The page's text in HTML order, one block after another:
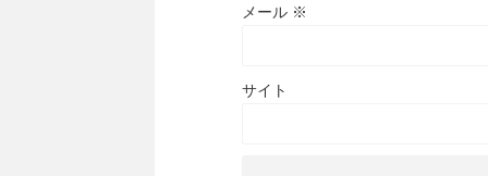
メール ※
サイト